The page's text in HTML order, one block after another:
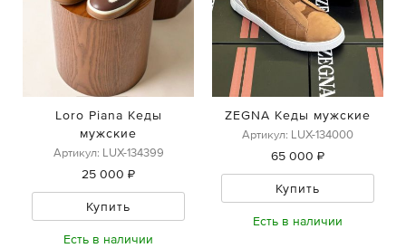
Loro Piana Кеды
мужские
Артикул: LUX-134399
25 000 ₽
Купить
Есть в наличии
ZEGNA Кеды мужские
Артикул: LUX-134000
65 000 ₽
Купить
Есть в наличии